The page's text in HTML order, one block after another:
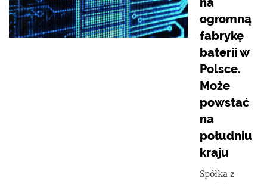
ogromną
fabrykę
baterii w
Polsce.
Może
powstać
na
południu
kraju
Spółka z